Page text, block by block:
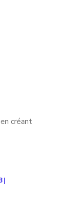
créant
|